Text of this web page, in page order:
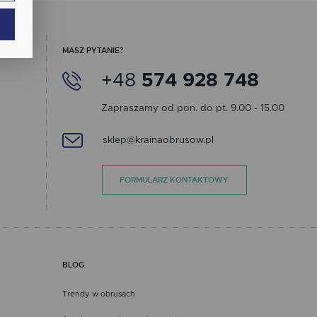
MASZ PYTANIE?
+48 574 928 748
Zapraszamy od pon. do pt. 9.00 - 15.00
sklep@krainaobrusow.pl
FORMULARZ KONTAKTOWY
BLOG
Trendy w obrusach